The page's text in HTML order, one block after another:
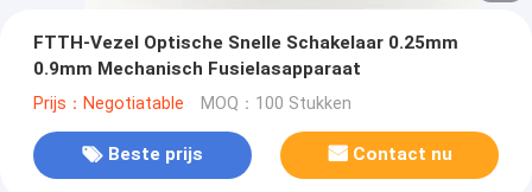
FTTH-Vezel Optische Snelle Schakelaar 0.25mm
0.9mm Mechanisch Fusielasapparaat
Prijs：Negotiatable MOQ：100 Stukken
Beste prijs Contact nu